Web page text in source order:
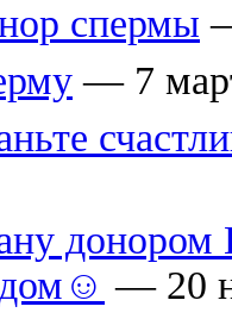
спермы
— 7
донором
— 20